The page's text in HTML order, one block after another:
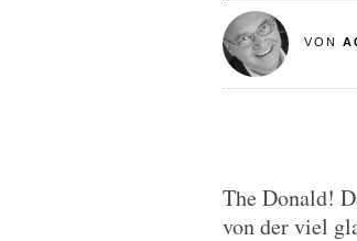
VON
The Donald!
von der viel